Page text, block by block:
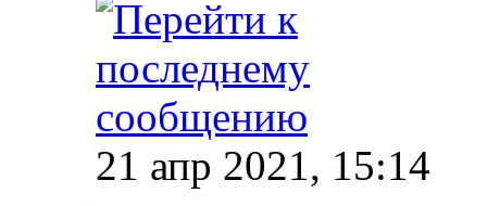
21 апр 2021, 15:14